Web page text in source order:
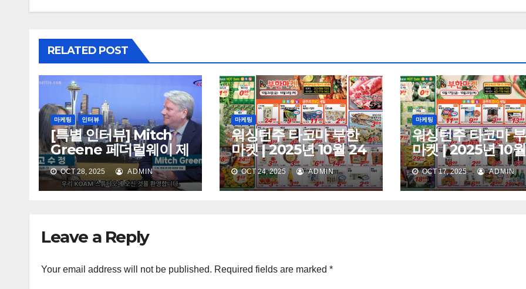
RELATED POST
마케팅 인터뷰
[특별 인터뷰] Mitch
Greene 페더럴웨이 제
2번 재판관 후보
OCT 28, 2025 ADMIN
마케팅
워싱턴주 타코마 부한
마켓 | 2025년 10월 24
일 (금) – 10월 30일 (목)
OCT 24, 2025 ADMIN
마케팅
워싱턴주 타코마
마켓 | 2025년 10
일 (금) – 10월 23
OCT 17, 2025 ADMIN
Leave a Reply
Your email address will not be published. Required fields are marked *